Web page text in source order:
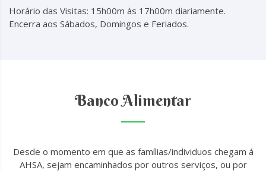
Horário das Visitas: 15h00m às 17h00m diariamente.
Encerra aos Sábados, Domingos e Feriados.
Banco Alimentar
Desde o momento em que as famílias/individuos chegam á
AHSA, sejam encaminhados por outros serviços, ou por